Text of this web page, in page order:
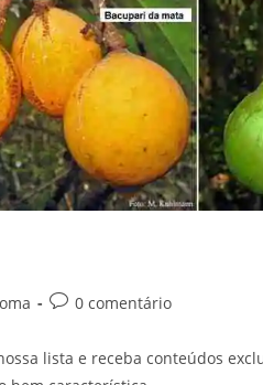
Comentários
post:
0 comentário
nossa lista e receba conteúdos